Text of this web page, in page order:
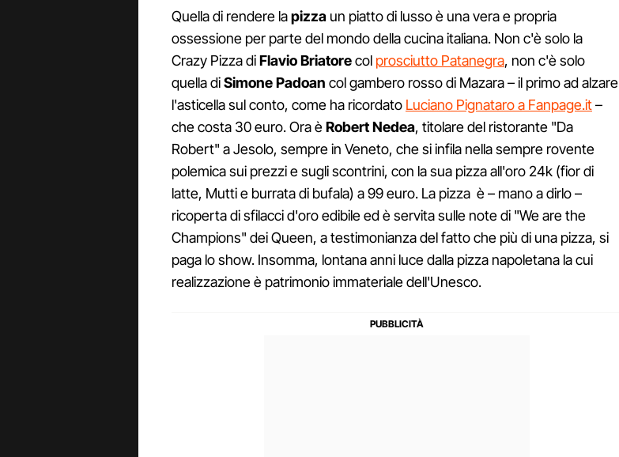
Quella di rendere lapizza un piatto di lusso è una vera e propria
ossessione per parte del mondo della cucina italiana. Non c'è solo la
Crazy Pizza diFlavio Briatorecol prosciutto Patanegra, non c'è solo
quella diSimone Padoan col gambero rosso di Mazara – il primo ad alzare
l'asticella sul conto, come ha ricordato Luciano Pignataro a Fanpage.it–
che costa 30 euro. Ora èRobert Nedea, titolare del ristorante "Da
Robert" a Jesolo, sempre in Veneto, che si infila nella sempre rovente
polemica sui prezzi e sugli scontrini, con la sua pizza all'oro 24k (fior di
latte, Mutti e burrata di bufala) a 99 euro. La pizza è – mano a dirlo –
ricoperta di sfilacci d'oro edibile ed è servita sulle note di "We are the
Champions" dei Queen, a testimonianza del fatto che più di una pizza, si
paga lo show. Insomma, lontana anni luce dalla pizza napoletana la cui
realizzazione è patrimonio immateriale dell'Unesco.